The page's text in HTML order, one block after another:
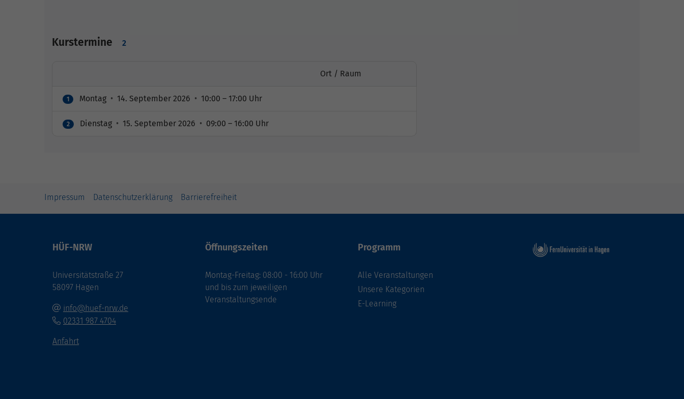
Kurstermine 2
Ort / Raum
1 Montag • 14. September 2026 • 10:00 – 17:00 Uhr
2 Dienstag • 15. September 2026 • 09:00 – 16:00 Uhr
Impressum Datenschutzerklärung Barrierefreiheit
HÜF-NRW
Universitätstraße 27
58097 Hagen
info@huef-nrw.de
02331 987 4704
Anfahrt
Öffnungszeiten
Montag-Freitag: 08:00 - 16:00 Uhr
und bis zum jeweiligen
Veranstaltungsende
Programm
Alle Veranstaltungen
Unsere Kategorien
E-Learning